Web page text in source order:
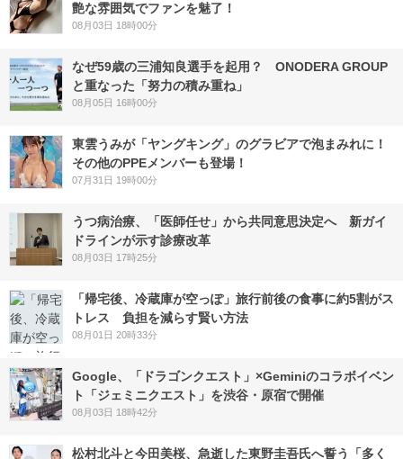
艶な雰囲気でファンを魅了！
08月03日 18時00分
なぜ59歳の三浦知良選手を起用？ ONODERA GROUP
と重なった「努力の積み重ね」
08月05日 16時00分
東雲うみが「ヤングキング」のグラビアで泡まみれに！
その他のPPEメンバーも登場！
07月31日 19時00分
うつ病治療、「医師任せ」から共同意思決定へ 新ガイ
ドラインが示す診療改革
08月03日 17時25分
「帰宅後、冷蔵庫が空っぽ」旅行前後の食事に約5割がス
トレス 負担を減らす賢い方法
08月01日 20時33分
Google、「ドラゴンクエスト」×Geminiのコラボイベン
ト「ジェミニクエスト」を渋谷・原宿で開催
08月03日 18時42分
松村北斗と今田美桜、急逝した東野圭吾氏へ誓う「多く